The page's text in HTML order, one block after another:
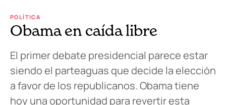
POLÍTICA
Obama en caída libre
El primer debate presidencial parece estar
siendo el parteaguas que decide la elección
a favor de los republicanos. Obama tiene
hoy una oportunidad para revertir esta